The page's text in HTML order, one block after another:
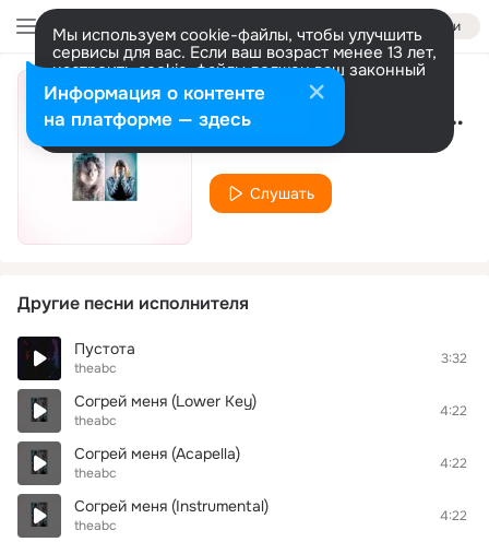
Войти
Мы используем cookie-файлы, чтобы улучшить
сервисы для вас. Если ваш возраст менее 13 лет,
настроить cookie-файлы должен ваш законный
представитель. Больше информации
Разрешить все Настроить Согрей меня (Meow Version)
theabc
Слушать
Другие песни исполнителя
Пустота
theabc
3:32
Согрей меня (Lower Key)
theabc
4:22
Согрей меня (Acapella)
theabc
4:22
Согрей меня (Instrumental)
theabc
4:22
Информация о контенте
на платформе — здесь